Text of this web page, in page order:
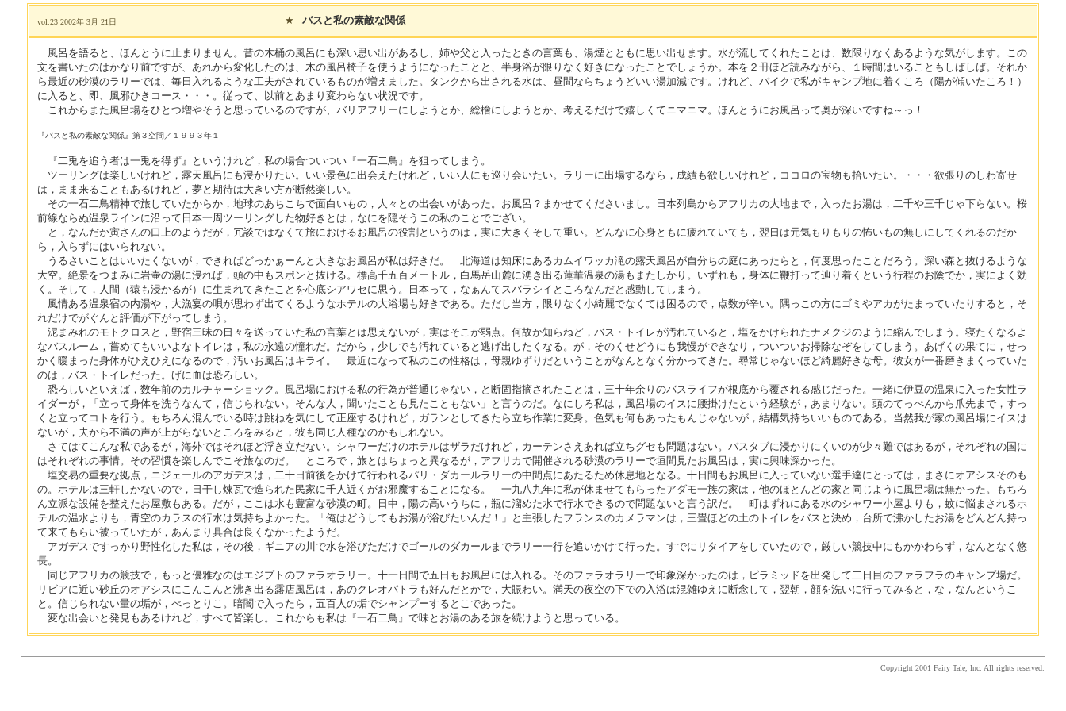
vol.23 2002年 3月 21日 ★ バスと私の素敵な関係
風呂を語ると、ほんとうに止まりません。昔の木桶の風呂にも深い思い出があるし、姉や父と入ったときの言葉も、湯煙とともに思い出せます。水が流してくれたことは、数限りなくあるような気がします。この
文を書いたのはかなり前ですが、あれから変化したのは、木の風呂椅子を使うようになったことと、半身浴が限りなく好きになったことでしょうか。本を２冊ほど読みながら、１時間はいることもしばしば。それか
ら最近の砂漠のラリーでは、毎日入れるような工夫がされているものが増えました。タンクから出される水は、昼間ならちょうどいい湯加減です。けれど、バイクで私がキャンプ地に着くころ（陽が傾いたころ！）
に入ると、即、風邪ひきコース・・・。従って、以前とあまり変わらない状況です。
これからまた風呂場をひとつ増やそうと思っているのですが、バリアフリーにしようとか、総檜にしようとか、考えるだけで嬉しくてニマニマ。ほんとうにお風呂って奥が深いですね～っ！
『バスと私の素敵な関係』第３空間／１９９３年１
『二兎を追う者は一兎を得ず』というけれど，私の場合ついつい『一石二鳥』を狙ってしまう。
ツーリングは楽しいけれど，露天風呂にも浸かりたい。いい景色に出会えたけれど，いい人にも巡り会いたい。ラリーに出場するなら，成績も欲しいけれど，ココロの宝物も拾いたい。・・・欲張りのしわ寄せ
は，まま来ることもあるけれど，夢と期待は大きい方が断然楽しい。
その一石二鳥精神で旅していたからか，地球のあちこちで面白いもの，人々との出会いがあった。お風呂？まかせてくださいまし。日本列島からアフリカの大地まで，入ったお湯は，二千や三千じゃ下らない。桜
前線ならぬ温泉ラインに沿って日本一周ツーリングした物好きとは，なにを隠そうこの私のことでござい。
と，なんだか寅さんの口上のようだが，冗談ではなくて旅におけるお風呂の役割というのは，実に大きくそして重い。どんなに心身ともに疲れていても，翌日は元気もりもりの怖いもの無しにしてくれるのだか
ら，入らずにはいられない。
うるさいことはいいたくないが，できればどっかぁーんと大きなお風呂が私は好きだ。 北海道は知床にあるカムイワッカ滝の露天風呂が自分ちの庭にあったらと，何度思ったことだろう。深い森と抜けるような
大空。絶景をつまみに岩壷の湯に浸れば，頭の中もスポンと抜ける。標高千五百メートル，白馬岳山麓に湧き出る蓮華温泉の湯もまたしかり。いずれも，身体に鞭打って辿り着くという行程のお陰でか，実によく効
く。そして，人間（猿も浸かるが）に生まれてきたことを心底シアワセに思う。日本って，なぁんてスバラシイところなんだと感動してしまう。
風情ある温泉宿の内湯や，大漁宴の唄が思わず出てくるようなホテルの大浴場も好きである。ただし当方，限りなく小綺麗でなくては困るので，点数が辛い。隅っこの方にゴミやアカがたまっていたりすると，そ
れだけでがぐんと評価が下がってしまう。
泥まみれのモトクロスと，野宿三昧の日々を送っていた私の言葉とは思えないが，実はそこが弱点。何故か知らねど，バス・トイレが汚れていると，塩をかけられたナメクジのように縮んでしまう。寝たくなるよ
なバスルーム，嘗めてもいいよなトイレは，私の永遠の憧れだ。だから，少しでも汚れていると逃げ出したくなる。が，そのくせどうにも我慢ができなり，ついついお掃除なぞをしてしまう。あげくの果てに，せっ
かく暖まった身体がひえひえになるので，汚いお風呂はキライ。 最近になって私のこの性格は，母親ゆずりだということがなんとなく分かってきた。尋常じゃないほど綺麗好きな母。彼女が一番磨きまくっていた
のは，バス・トイレだった。げに血は恐ろしい。
恐ろしいといえば，数年前のカルチャーショック。風呂場における私の行為が普通じゃない，と断固指摘されたことは，三十年余りのバスライフが根底から覆される感じだった。一緒に伊豆の温泉に入った女性ラ
イダーが，「立って身体を洗うなんて，信じられない。そんな人，聞いたことも見たこともない」と言うのだ。なにしろ私は，風呂場のイスに腰掛けたという経験が，あまりない。頭のてっぺんから爪先まで，すっ
くと立ってコトを行う。もちろん混んでいる時は跳ねを気にして正座するけれど，ガランとしてきたら立ち作業に変身。色気も何もあったもんじゃないが，結構気持ちいいものである。当然我が家の風呂場にイスは
ないが，夫から不満の声が上がらないところをみると，彼も同じ人種なのかもしれない。
さてはてこんな私であるが，海外ではそれほど浮き立だない。シャワーだけのホテルはザラだけれど，カーテンさえあれば立ちグセも問題はない。バスタブに浸かりにくいのが少々難ではあるが，それぞれの国に
はそれぞれの事情。その習慣を楽しんでこそ旅なのだ。 ところで，旅とはちょっと異なるが，アフリカで開催される砂漠のラリーで垣間見たお風呂は，実に興味深かった。
塩交易の重要な拠点，ニジェールのアガデスは，二十日前後をかけて行われるパリ・ダカールラリーの中間点にあたるため休息地となる。十日間もお風呂に入っていない選手達にとっては，まさにオアシスそのも
の。ホテルは三軒しかないので，日干し煉瓦で造られた民家に千人近くがお邪魔することになる。 一九八九年に私が休ませてもらったアダモ一族の家は，他のほとんどの家と同じように風呂場は無かった。もちろ
ん立派な設備を整えたお屋敷もある。だが，ここは水も豊富な砂漠の町。日中，陽の高いうちに，瓶に溜めた水で行水できるので問題ないと言う訳だ。 町はずれにある水のシャワー小屋よりも，蚊に悩まされるホ
テルの温水よりも，青空のカラスの行水は気持ちよかった。「俺はどうしてもお湯が浴びたいんだ！」と主張したフランスのカメラマンは，三畳ほどの土のトイレをバスと決め，台所で沸かしたお湯をどんどん持っ
て来てもらい被っていたが，あんまり具合は良くなかったようだ。
アガデスですっかり野性化した私は，その後，ギニアの川で水を浴びただけでゴールのダカールまでラリー一行を追いかけて行った。すでにリタイアをしていたので，厳しい競技中にもかかわらず，なんとなく悠
長。
同じアフリカの競技で，もっと優雅なのはエジプトのファラオラリー。十一日間で五日もお風呂には入れる。そのファラオラリーで印象深かったのは，ピラミッドを出発して二日目のファラフラのキャンプ場だ。
リビアに近い砂丘のオアシスにこんこんと沸き出る露店風呂は，あのクレオパトラも好んだとかで，大賑わい。満天の夜空の下での入浴は混雑ゆえに断念して，翌朝，顔を洗いに行ってみると，な，なんというこ
と。信じられない量の垢が，べっとりこ。暗闇で入ったら，五百人の垢でシャンプーするとこであった。
変な出会いと発見もあるけれど，すべて皆楽し。これからも私は『一石二鳥』で味とお湯のある旅を続けようと思っている。
Copyright 2001 Fairy Tale, Inc. All rights reserved.